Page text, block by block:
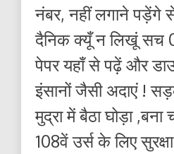
नंबर, नहीं लगाने
दैनिक क्यूँ न लिखूं सच
पेपर यहाँ से पढ़ें और
इंसानों जैसी अदाएं !
मुद्रा में बैठा घोड़ा ,बना
108वें उर्स के लिए